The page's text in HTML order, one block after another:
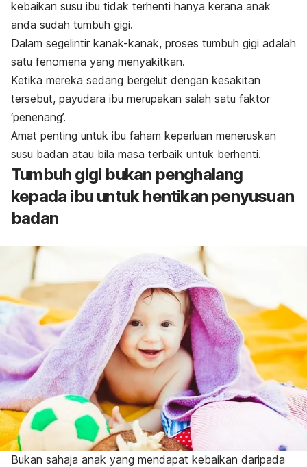
kebaikan susu ibu tidak terhenti hanya kerana anak
anda sudah tumbuh gigi.
Dalam segelintir kanak-kanak, proses tumbuh gigi adalah
satu fenomena yang menyakitkan.
Ketika mereka sedang bergelut dengan kesakitan
tersebut, payudara ibu merupakan salah satu faktor
‘penenang’.
Amat penting untuk ibu faham keperluan meneruskan
susu badan atau bila masa terbaik untuk berhenti.
Tumbuh gigi bukan penghalang
kepada ibu untuk hentikan penyusuan
badan
Bukan sahaja anak yang mendapat kebaikan daripada